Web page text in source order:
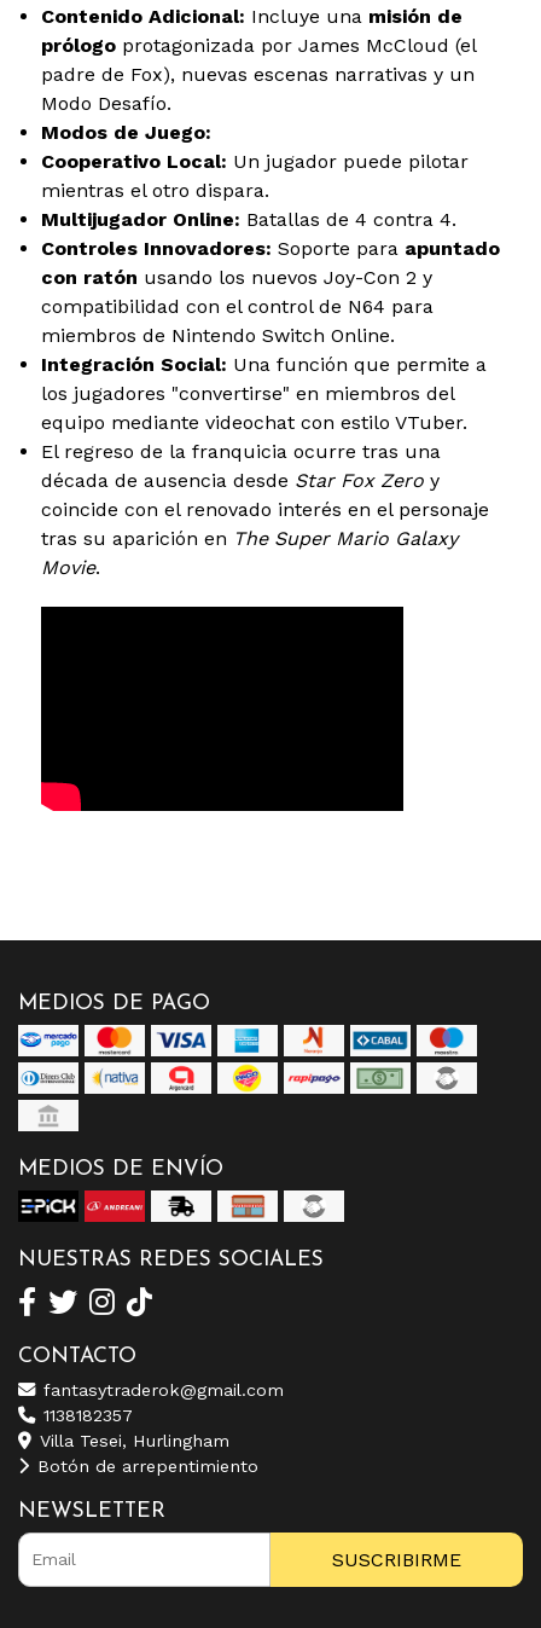
Contenido Adicional: Incluye una misión de
prólogoprotagonizada por James McCloud (el
padre de Fox), nuevas escenas narrativas y un
Modo Desafío.
Modos de Juego:
Cooperativo Local: Un jugador puede pilotar
mientras el otro dispara.
Multijugador Online: Batallas de 4 contra 4.
Controles Innovadores: Soporte para apuntado
con ratón usando los nuevos Joy-Con 2 y
compatibilidad con el control de N64 para
miembros de Nintendo Switch Online.
Integración Social: Una función que permite a
los jugadores "convertirse" en miembros del
equipo mediante videochat con estilo VTuber.
El regreso de la franquicia ocurre tras una
década de ausencia desde Star Fox Zeroy
coincide con el renovado interés en el personaje
tras su aparición en The Super Mario Galaxy
Movie.
MEDIOS DE PAGO
MEDIOS DE ENVÍO
NUESTRAS REDES SOCIALES
CONTACTO
fantasytraderok@gmail.com
1138182357
Villa Tesei, Hurlingham
Botón de arrepentimiento
NEWSLETTER
SUSCRIBIRME